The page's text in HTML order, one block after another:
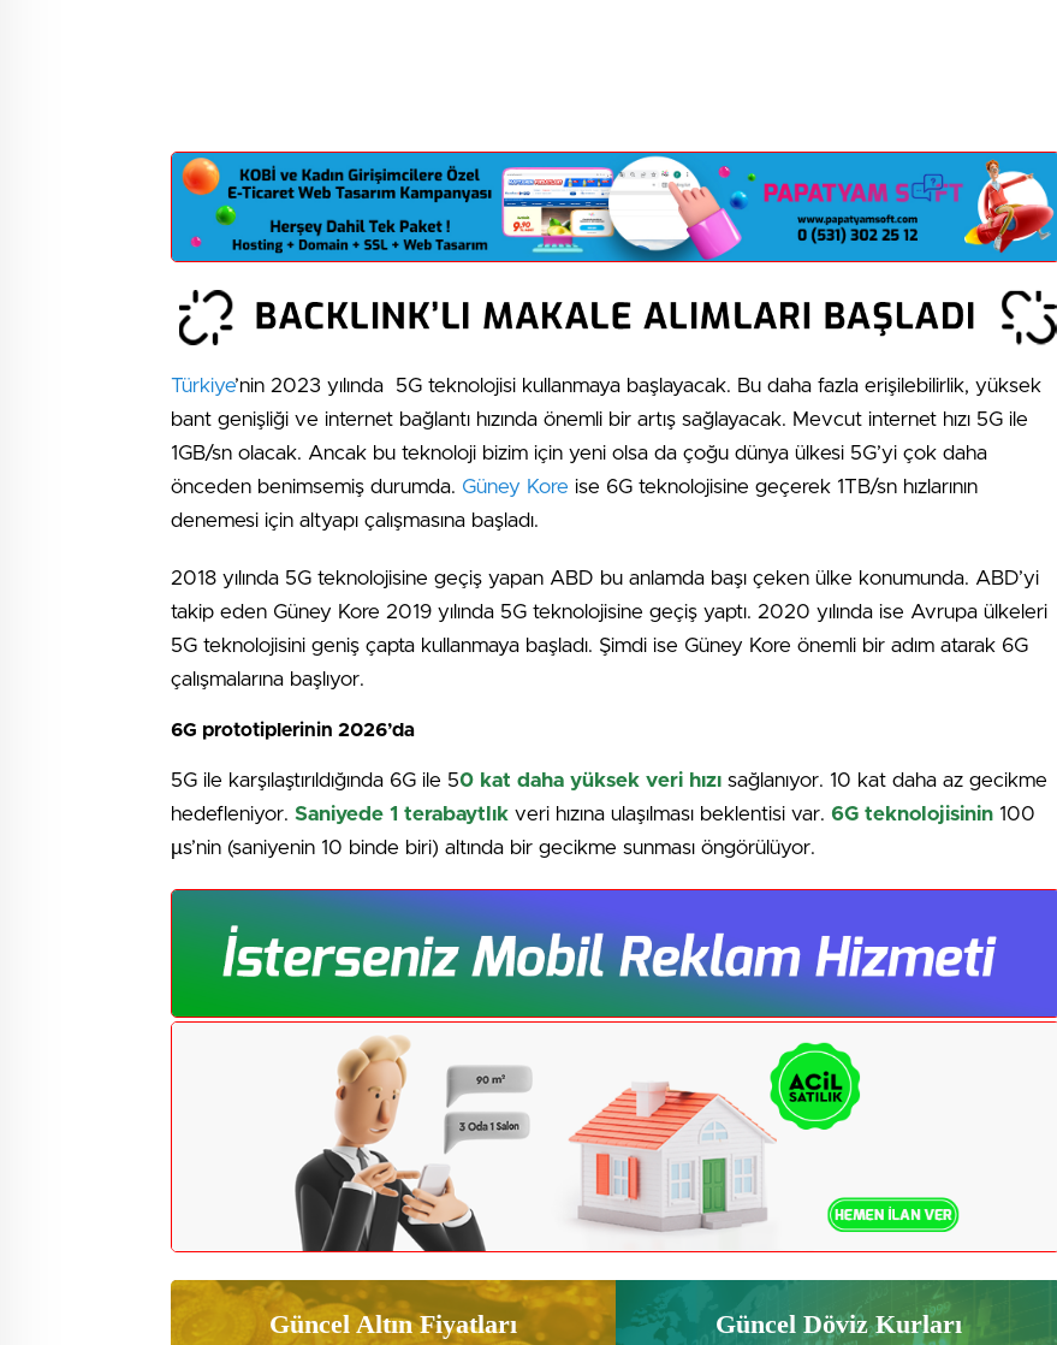
Türkiye’nin 2023 yılında 5G teknolojisi kullanmaya başlayacak. Bu daha fazla erişilebilirlik, yüksek
bant genişliği ve internet bağlantı hızında önemli bir artış sağlayacak. Mevcut internet hızı 5G ile
1GB/sn olacak. Ancak bu teknoloji bizim için yeni olsa da çoğu dünya ülkesi 5G’yi çok daha
önceden benimsemiş durumda. Güney Kore ise 6G teknolojisine geçerek 1TB/sn hızlarının
denemesi için altyapı çalışmasına başladı.
2018 yılında 5G teknolojisine geçiş yapan ABD bu anlamda başı çeken ülke konumunda. ABD’yi
takip eden Güney Kore 2019 yılında 5G teknolojisine geçiş yaptı. 2020 yılında ise Avrupa ülkeleri
5G teknolojisini geniş çapta kullanmaya başladı. Şimdi ise Güney Kore önemli bir adım atarak 6G
çalışmalarına başlıyor.
6G prototiplerinin 2026’da
5G ile karşılaştırıldığında 6G ile 50 kat daha yüksek veri hızı sağlanıyor. 10 kat daha az gecikme
hedefleniyor. Saniyede 1 terabaytlık veri hızına ulaşılması beklentisi var. 6G teknolojisinin 100
µs’nin (saniyenin 10 binde biri) altında bir gecikme sunması öngörülüyor.
Güncel Altın Fiyatları Güncel Döviz Kurları